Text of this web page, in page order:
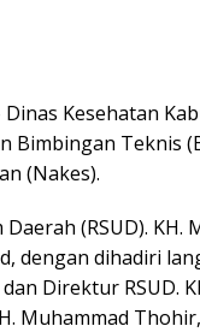
Dinas Kesehatan
Bimbingan Teknis
(Nakes).
(RSUD). KH.
dengan dihadiri
Direktur RSUD.
Muhammad